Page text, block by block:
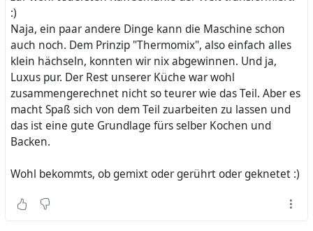
:)
Naja, ein paar andere Dinge kann die Maschine schon
auch noch. Dem Prinzip "Thermomix", also einfach alles
klein hächseln, konnten wir nix abgewinnen. Und ja,
Luxus pur. Der Rest unserer Küche war wohl
zusammengerechnet nicht so teurer wie das Teil. Aber es
macht Spaß sich von dem Teil zuarbeiten zu lassen und
das ist eine gute Grundlage fürs selber Kochen und
Backen.
Wohl bekommts, ob gemixt oder gerührt oder geknetet :)